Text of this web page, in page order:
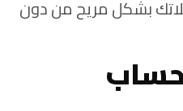
بشكل مريح من دون